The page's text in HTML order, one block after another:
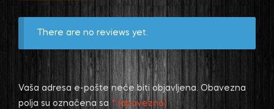
There are no reviews yet.
Vaša adresa e-pošte neće biti objavljena. Obavezna
polja su označena sa * (obavezno)